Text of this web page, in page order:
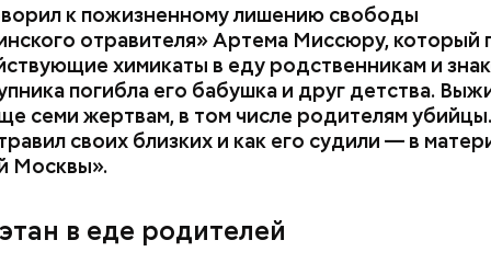
день
какие
горизонта и День пьяного
курсанта: какие праздники
к пожизненному лишению свободы
отравителя» Артема Миссюру, который
химикаты в еду родственникам и
погибла его бабушка и друг детства.
семи жертвам, в том числе родителям
своих близких и как его судили — в
Москвы».
в еде родителей